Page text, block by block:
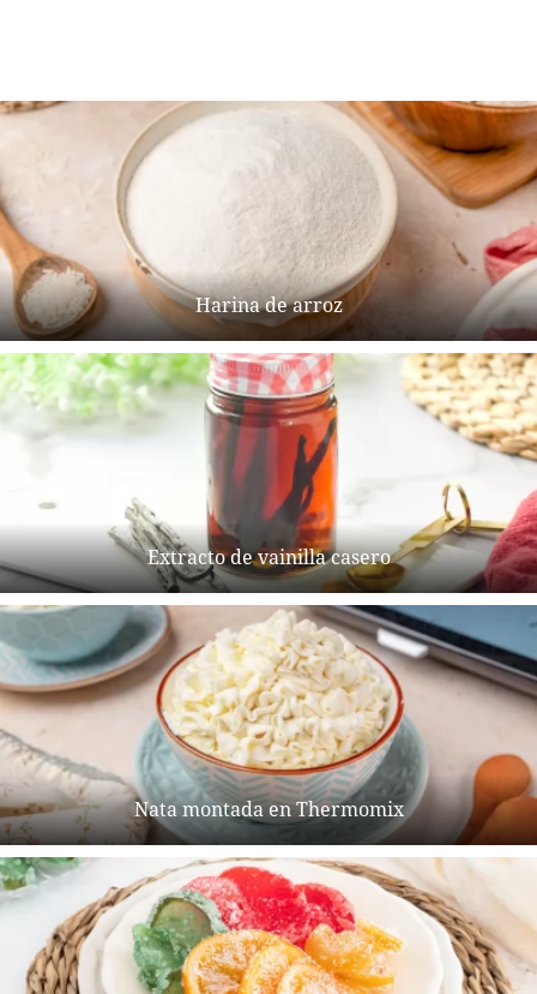
Harina de arroz
Extracto de vainilla casero
Nata montada en Thermomix